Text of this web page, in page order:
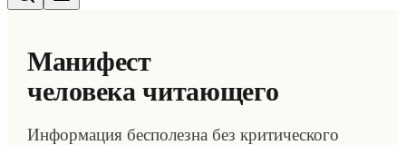
Манифест
человека читающего
Информация бесполезна без критического